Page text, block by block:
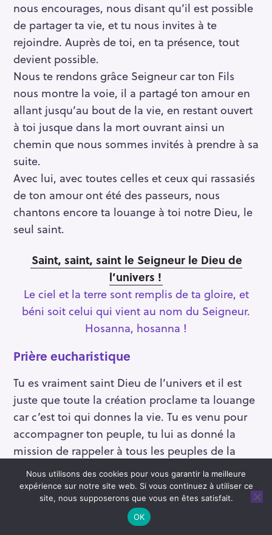
nous encourages, nous disant qu’il est possible
de partager ta vie, et tu nous invites à te
rejoindre. Auprès de toi, en ta présence, tout
devient possible.
Nous te rendons grâce Seigneur car ton Fils
nous montre la voie, il a partagé ton amour en
allant jusqu’au bout de la vie, en restant ouvert
à toi jusque dans la mort ouvrant ainsi un
chemin que nous sommes invités à prendre à sa
suite.
Avec lui, avec toutes celles et ceux qui rassasiés
de ton amour ont été des passeurs, nous
chantons encore ta louange à toi notre Dieu, le
seul saint.
Saint, saint, saint le Seigneur le Dieu de
l’univers !
Le ciel et la terre sont remplis de ta gloire, et
béni soit celui qui vient au nom du Seigneur.
Hosanna, hosanna !
Prière eucharistique
Tu es vraiment saint Dieu de l’univers et il est
juste que toute la création proclame ta louange
car c’est toi qui donnes la vie. Tu es venu pour
accompagner ton peuple, tu lui as donné la
mission de rappeler à tous les peuples de la
terre que tu aimes l’humanité, en réponse tous
se doivent de la gouverner avec justice. Tu es
venu en nos vies par ton fils Jésus, il a porté et
porte toujours aujourd’hui à travers nous ton
Nous utilisons des cookies pour vous garantir la meilleure
expérience sur notre site web. Si vous continuez à utiliser ce
site, nous supposerons que vous en êtes satisfait.
OK